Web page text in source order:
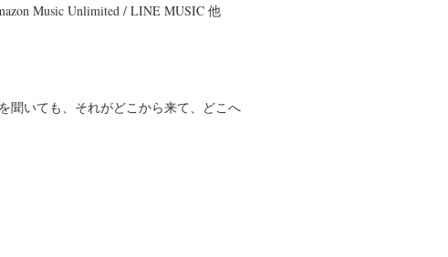
Music Unlimited / LINE MUSIC 他
聞いても、それがどこから来て、どこへ